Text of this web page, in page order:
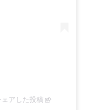
アした投稿